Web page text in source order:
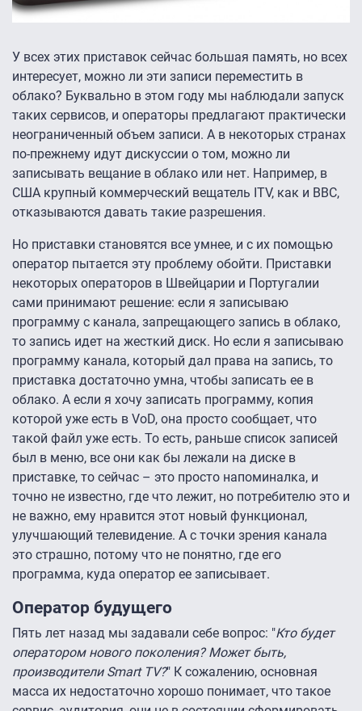
У всех этих приставок сейчас большая память, но всех
интересует, можно ли эти записи переместить в
облако? Буквально в этом году мы наблюдали запуск
таких сервисов, и операторы предлагают практически
неограниченный объем записи. А в некоторых странах
по-прежнему идут дискуссии о том, можно ли
записывать вещание в облако или нет. Например, в
США крупный коммерческий вещатель ITV, как и ВВС,
отказываются давать такие разрешения.
Но приставки становятся все умнее, и с их помощью
оператор пытается эту проблему обойти. Приставки
некоторых операторов в Швейцарии и Португалии
сами принимают решение: если я записываю
программу с канала, запрещающего запись в облако,
то запись идет на жесткий диск. Но если я записываю
программу канала, который дал права на запись, то
приставка достаточно умна, чтобы записать ее в
облако. А если я хочу записать программу, копия
которой уже есть в VoD, она просто сообщает, что
такой файл уже есть. То есть, раньше список записей
был в меню, все они как бы лежали на диске в
приставке, то сейчас – это просто напоминалка, и
точно не известно, где что лежит, но потребителю это и
не важно, ему нравится этот новый функционал,
улучшающий телевидение. А с точки зрения канала
это страшно, потому что не понятно, где его
программа, куда оператор ее записывает.
Оператор будущего
Пять лет назад мы задавали себе вопрос: "Кто будет
оператором нового поколения? Может быть,
производители Smart TV?" К сожалению, основная
масса их недостаточно хорошо понимает, что такое